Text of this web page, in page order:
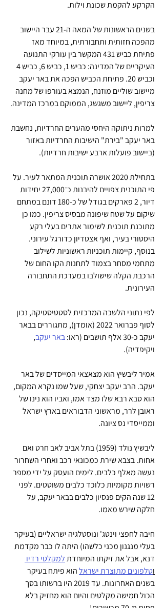
הקרקע להקמת שכונת וילות.
בשנים הראשונות של המאה ה-21 עבר היישוב
מהפכה חזותית ותחבורתית, במיוחד מאז
פתיחת כביש 431 המקשר בין עורקי התנועה
וכביש 20. פתיחת הכביש הפכה את באר יעקב
מיישוב שוליים מוזנח, הנמצא בעורפו של מחנה
צריפין, ליישוב משגשג, הממוקם במרכז המדינה.
למרות ניתוקה היחסי מהערים החרדיות, נחשבת
באר יעקב "בירת" הישיבות החרדיות באזור
(ביישוב פועלות ארבע ישיבות חרדיות).
בתחילת 2020 אושרה תוכנית המתאר לעיר. על
פי התוכנית צפויים להיבנות כ־27,000 יחידות
דיור, 2 פארקים בגודל של כ-180 דונם במתחם
שיקום על שטח שיפונה מבסיס צריפין. כמו כן
מתוכנת תוכנית לשימור אתרים בעלי רקע
היסטורי בעיר, ואף אצטדיון כדורגל עירוני.
בנוסף, קיימות תוכניות ראשוניות לשילוב
מתחמי מסחר בצמוד לתחנות הקו החום של
הרכבת הקלה שישולבו במערכת התחבורה
העירונית.
לפי נתוני הלשכה המרכזית לסטטיסטיקה, נכון
לסוף פברואר 2022 (אומדן), מתגוררים בבאר
יעקב כ-30 אלף תושבים (ראו:
באר יעקב,
ויקיפדיה).
אמיר ליבשיץ הוא מצאצאי המייסדים של באר
יעקב. הרב יעקב יצחקי, שעל שמו נקרא המקום,
הוא סבא רבא שלו מצד אמו, ואביו הוא נינו של
ראובן לרר, מראשוני הדבוראים בארץ ישראל
וממייסדי נס ציונה.
ליבשיץ נולד (1959) בתל אביב לאב חרט ואם
אחות. בצבא שירת כמכונאי רכב ואחרי השחרור
נעשה מאלף כלבים. לימים הועסק על ידי מספר
רשויות מקומיות כלוכד כלבים משוטטים. לפני
12 שנה הקים פנסיון כלבים בבאר יעקב, על
חלקה שירש מאמו.
חיבה לחפצי וינטג' ונוסטלגיה ישראליים (בעיקר
בעלי מנגנון מכני כלשהו) היתה לו כבר מקדמת
דנא, אבל את זיקתו המיוחדת למקלטי רדיו
וטלפונים מתוצרת ישראל הוא פיתח בעיקר
בשנים האחרונות. עד 2019 היו ברשותו בסך
הכול חמישה מקלטים והיום הוא מחזיק בלא